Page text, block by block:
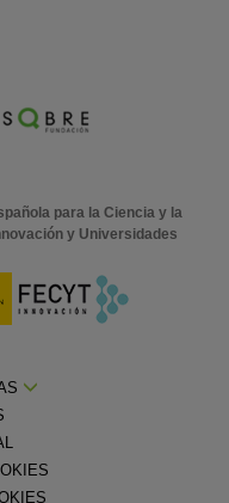
para la Ciencia y la
y Universidades